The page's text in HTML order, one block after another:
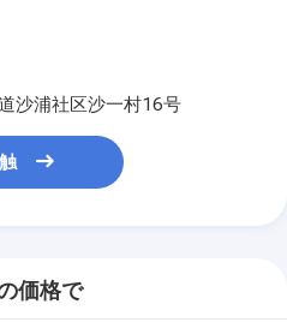
沙浦社区沙一村16号
価格で